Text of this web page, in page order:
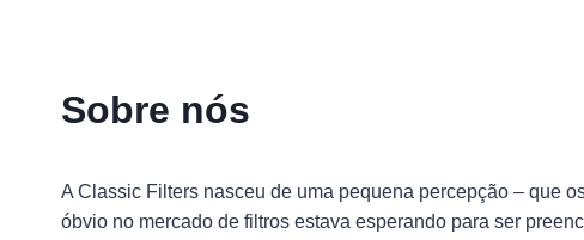
Sobre nós
A Classic Filters nasceu de uma pequena percepção – que
óbvio no mercado de filtros estava esperando para ser